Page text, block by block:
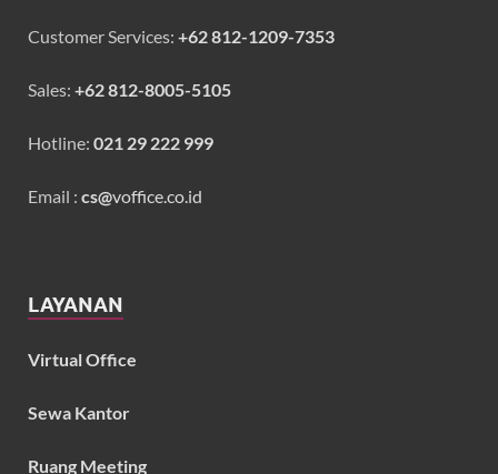
Customer Services: +62 812-1209-7353
Sales: +62 812-8005-5105
Hotline: 021 29 222 999
Email : cs@voffice.co.id
LAYANAN
Virtual Office
Sewa Kantor
Ruang Meeting